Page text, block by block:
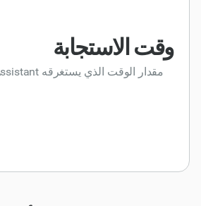
وقت الاستجابة